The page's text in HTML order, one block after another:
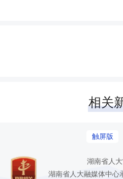
相关
触屏版
湖南省人
湖南省人大融媒体中心